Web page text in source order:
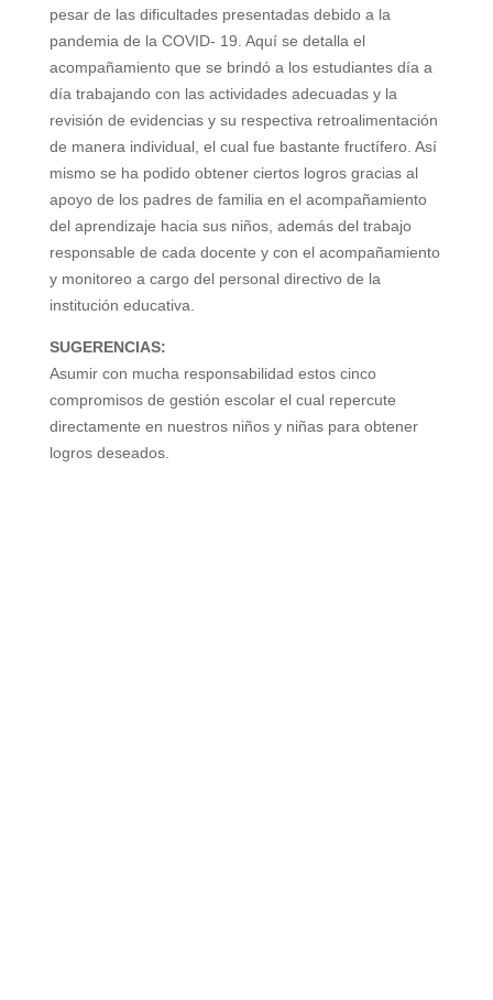
pesar de las dificultades presentadas debido a la
pandemia de la COVID- 19. Aquí se detalla el
acompañamiento que se brindó a los estudiantes día a
día trabajando con las actividades adecuadas y la
revisión de evidencias y su respectiva retroalimentación
de manera individual, el cual fue bastante fructífero. Así
mismo se ha podido obtener ciertos logros gracias al
apoyo de los padres de familia en el acompañamiento
del aprendizaje hacia sus niños, además del trabajo
responsable de cada docente y con el acompañamiento
y monitoreo a cargo del personal directivo de la
institución educativa.
SUGERENCIAS:
Asumir con mucha responsabilidad estos cinco
compromisos de gestión escolar el cual repercute
directamente en nuestros niños y niñas para obtener
logros deseados.